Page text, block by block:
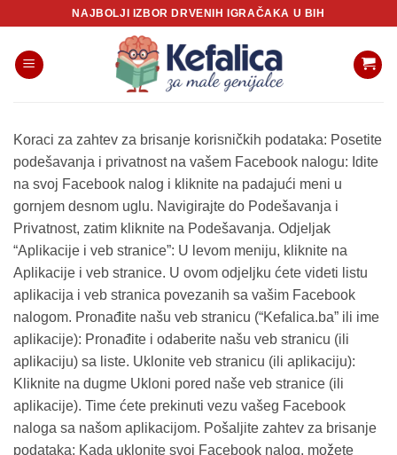
content
NAJBOLJI IZBOR DRVENIH IGRAČAKA U BIH
Koraci za zahtev za brisanje korisničkih podataka: Posetite
podešavanja i privatnost na vašem Facebook nalogu: Idite
na svoj Facebook nalog i kliknite na padajući meni u
gornjem desnom uglu. Navigirajte do Podešavanja i
Privatnost, zatim kliknite na Podešavanja. Odjeljak
“Aplikacije i veb stranice”: U levom meniju, kliknite na
Aplikacije i veb stranice. U ovom odjeljku ćete videti listu
aplikacija i veb stranica povezanih sa vašim Facebook
nalogom. Pronađite našu veb stranicu (“Kefalica.ba” ili ime
aplikacije): Pronađite i odaberite našu veb stranicu (ili
aplikaciju) sa liste. Uklonite veb stranicu (ili aplikaciju):
Kliknite na dugme Ukloni pored naše veb stranice (ili
aplikacije). Time ćete prekinuti vezu vašeg Facebook
naloga sa našom aplikacijom. Pošaljite zahtev za brisanje
podataka: Kada uklonite svoj Facebook nalog, možete